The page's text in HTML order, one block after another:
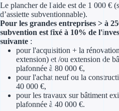
Le plancher de l'aide est de 1 000 €
d’assiette subventionnable).
Pour les grandes entreprises > à
subvention est fixé à 10% de
suivante :
pour l'acquisition + la
extension) et /ou extension de
plafonnée à 80 000 €,
pour l'achat neuf ou la
40 000 €,
pour les travaux sur bâtiment
plafonnée à 40 000 €.